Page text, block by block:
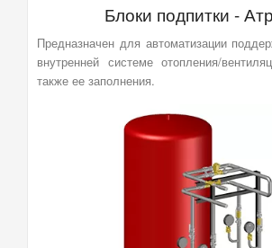
Блоки подпитки -
Предназначен для автоматизации
внутренней системе отопления/
также ее заполнения.